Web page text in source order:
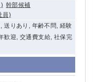
幹部候補
員)
送りあり, 年齢不問, 経験
歓迎, 交通費支給, 社保完
・福生エリア
口／東口）
「赤羽駅」から徒歩2分 ②東